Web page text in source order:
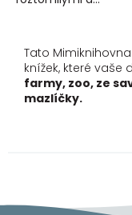
Tato
knížek, které vaše
farmy, zoo, ze
mazlíčky.